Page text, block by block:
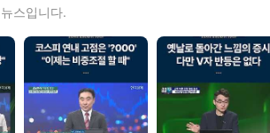
스입니다.